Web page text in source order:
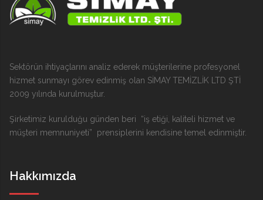
Sektörün ihtiyaçlarını analiz ederek müşterilerine profesyonel
hizmet sunmayı görev edinmiş olan SİMAY TEMİZLİK LTD ŞTİ
2009 yılında kurulmuştur.
Şirketimiz kurulduğu günden beri “iş etiği, kaliteli hizmet ve
müşteri memnuniyeti” prensiplerini kendisine temel edinmiştir.
Hakkımızda